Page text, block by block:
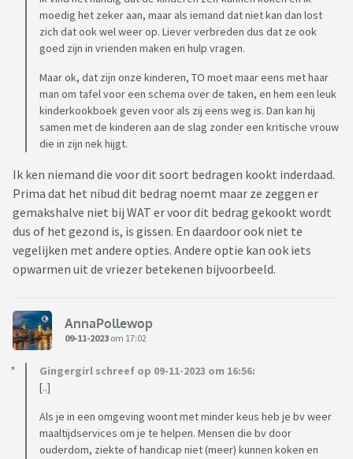
moedig het zeker aan, maar als iemand dat niet kan dan lost
zich dat ook wel weer op. Liever verbreden dus dat ze ook
goed zijn in vrienden maken en hulp vragen.
Maar ok, dat zijn onze kinderen, TO moet maar eens met haar
man om tafel voor een schema over de taken, en hem een leuk
kinderkookboek geven voor als zij eens weg is. Dan kan hij
samen met de kinderen aan de slag zonder een kritische vrouw
die in zijn nek hijgt.
Ik ken niemand die voor dit soort bedragen kookt inderdaad.
Prima dat het nibud dit bedrag noemt maar ze zeggen er
gemakshalve niet bij WAT er voor dit bedrag gekookt wordt
dus of het gezond is, is gissen. En daardoor ook niet te
vegelijken met andere opties. Andere optie kan ook iets
opwarmen uit de vriezer betekenen bijvoorbeeld.
AnnaPollewop
09-11-2023 om 17:02
Gingergirl schreef op 09-11-2023 om 16:56:
[..]
Als je in een omgeving woont met minder keus heb je bv weer
maaltijdservices om je te helpen. Mensen die bv door
ouderdom, ziekte of handicap niet (meer) kunnen koken en